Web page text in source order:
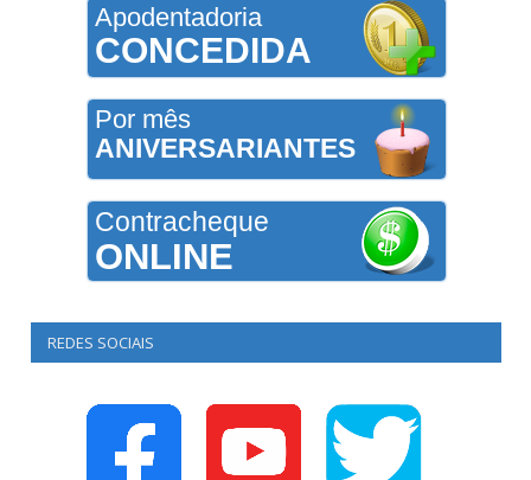
Apodentadoria
CONCEDIDA
Por mês
ANIVERSARIANTES
Contracheque
ONLINE
REDES SOCIAIS